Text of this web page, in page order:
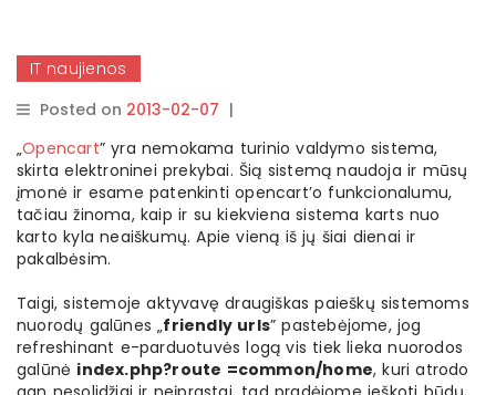
IT naujienos
Posted on 2013-02-07 |
„Opencart” yra nemokama turinio valdymo sistema,
skirta elektroninei prekybai. Šią sistemą naudoja ir mūsų
įmonė ir esame patenkinti opencart’o funkcionalumu,
tačiau žinoma, kaip ir su kiekviena sistema karts nuo
karto kyla neaiškumų. Apie vieną iš jų šiai dienai ir
pakalbėsim.
Taigi, sistemoje aktyvavę draugiškas paieškų sistemoms
nuorodų galūnes „friendly urls” pastebėjome, jog
refreshinant e-parduotuvės logą vis tiek lieka nuorodos
galūnė index.php?route =common/home, kuri atrodo